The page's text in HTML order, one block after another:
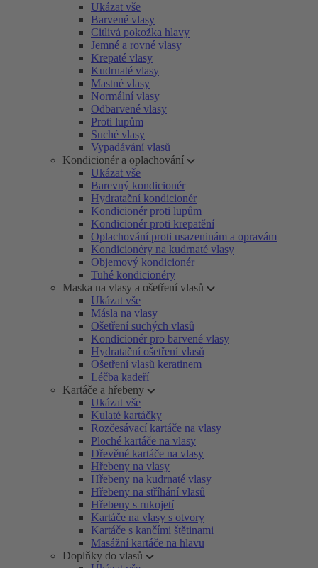
Ukázat vše
Barvené vlasy
Citlivá pokožka hlavy
Jemné a rovné vlasy
Krepaté vlasy
Kudrnaté vlasy
Mastné vlasy
Normální vlasy
Odbarvené vlasy
Proti lupům
Suché vlasy
Vypadávání vlasů
Kondicionér a oplachování
Ukázat vše
Barevný kondicionér
Hydratační kondicionér
Kondicionér proti lupům
Kondicionér proti krepatění
Oplachování proti usazeninám a opravám
Kondicionéry na kudrnaté vlasy
Objemový kondicionér
Tuhé kondicionéry
Maska na vlasy a ošetření vlasů
Ukázat vše
Másla na vlasy
Ošetření suchých vlasů
Kondicionér pro barvené vlasy
Hydratační ošetření vlasů
Ošetření vlasů keratinem
Léčba kadeří
Kartáče a hřebeny
Ukázat vše
Kulaté kartáčky
Rozčesávací kartáče na vlasy
Ploché kartáče na vlasy
Dřevěné kartáče na vlasy
Hřebeny na vlasy
Hřebeny na kudrnaté vlasy
Hřebeny na stříhání vlasů
Hřebeny s rukojetí
Kartáče na vlasy s otvory
Kartáče s kančími štětinami
Masážní kartáče na hlavu
Doplňky do vlasů